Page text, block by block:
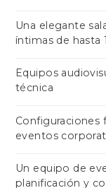
Una elegante
íntimas de hasta
Equipos
técnica
Configuraciones
eventos
Un equipo de
planificación y